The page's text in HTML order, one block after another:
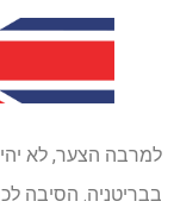
למרבה הצער, לא
בבריטניה. הסיבה